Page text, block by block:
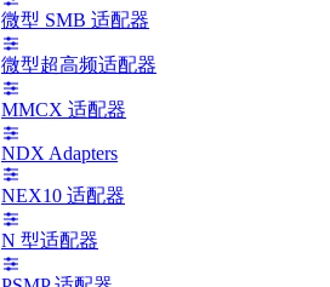
微型 SMB 适配器
微型超高频适配器
MMCX 适配器
NDX Adapters
NEX10 适配器
N 型适配器